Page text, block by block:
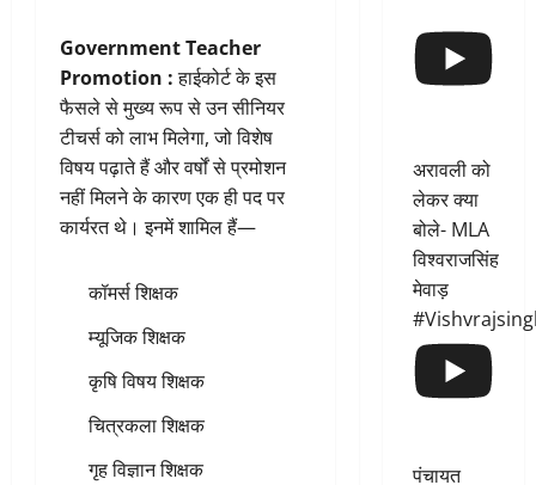
Government Teacher
Promotion :हाईकोर्ट के इस
फैसले से मुख्य रूप से उन सीनियर
टीचर्स को लाभ मिलेगा, जो विशेष
विषय पढ़ाते हैं और वर्षों से प्रमोशन
नहीं मिलने के कारण एक ही पद पर
कार्यरत थे। इनमें शामिल हैं—
कॉमर्स शिक्षक
म्यूजिक शिक्षक
कृषि विषय शिक्षक
चित्रकला शिक्षक
गृह विज्ञान शिक्षक
अरावली को
लेकर क्या
बोले- MLA
विश्वराजसिंह
मेवाड़
पंचायत